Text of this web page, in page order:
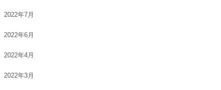
2022年7月
2022年6月
2022年4月
2022年3月